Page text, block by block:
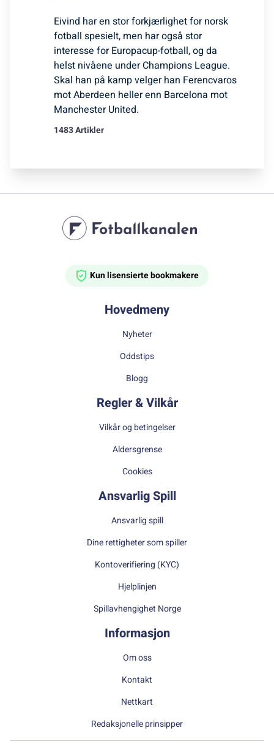
Eivind har en stor forkjærlighet for norsk
fotball spesielt, men har også stor
interesse for Europacup-fotball, og da
helst nivåene under Champions League.
Skal han på kamp velger han Ferencvaros
mot Aberdeen heller enn Barcelona mot
Manchester United.
1483 Artikler
Kun lisensierte bookmakere
Hovedmeny
Nyheter
Oddstips
Blogg
Regler & Vilkår
Vilkår og betingelser
Aldersgrense
Cookies
Ansvarlig Spill
Ansvarlig spill
Dine rettigheter som spiller
Kontoverifiering (KYC)
Hjelplinjen
Spillavhengighet Norge
Informasjon
Om oss
Kontakt
Nettkart
Redaksjonelle prinsipper